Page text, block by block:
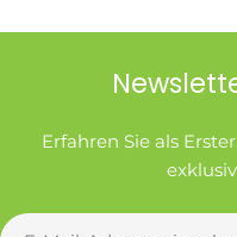
Erfahren Sie als
E-